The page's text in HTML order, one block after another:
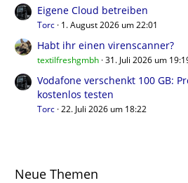
Eigene Cloud betreiben
Torc 1. August 2026 um 22:01
Habt ihr einen virenscanner?
textilfreshgmbh 31. Juli 2026 um
Vodafone verschenkt 100 GB:
kostenlos testen
Torc 22. Juli 2026 um 18:22
Neue Themen